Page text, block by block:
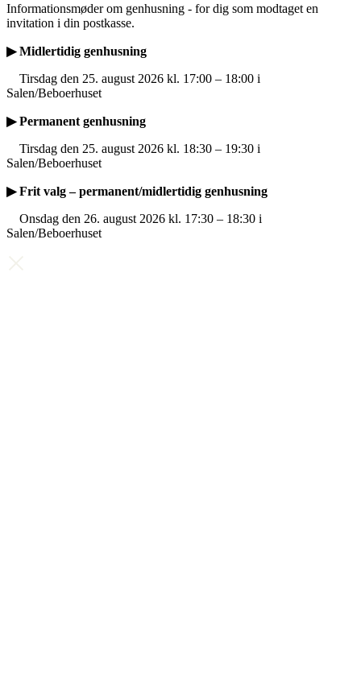
Informationsmøder om genhusning - for dig som modtaget en
invitation i din postkasse.
▶ Midlertidig genhusning
Tirsdag den 25. august 2026 kl. 17:00 – 18:00 i
Salen/Beboerhuset
▶ Permanent genhusning
Tirsdag den 25. august 2026 kl. 18:30 – 19:30 i
Salen/Beboerhuset
▶ Frit valg – permanent/midlertidig genhusning
Onsdag den 26. august 2026 kl. 17:30 – 18:30 i
Salen/Beboerhuset